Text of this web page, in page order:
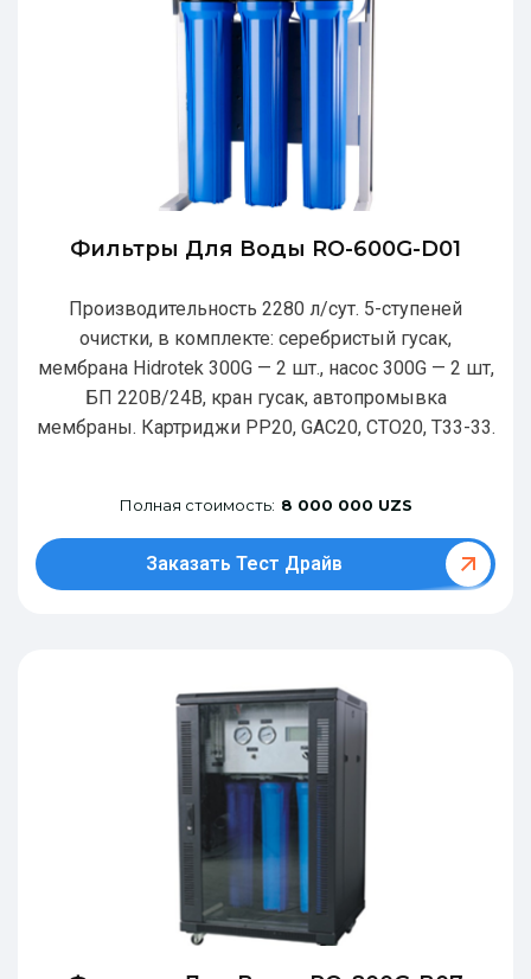
Фильтры Для Воды RO-600G-D01
Производительность 2280 л/сут. 5-ступеней
очистки, в комплекте: серебристый гусак,
мембрана Hidrotek 300G — 2 шт., насос 300G — 2 шт,
БП 220В/24В, кран гусак, автопромывка
мембраны. Картриджи РР20, GAC20, CTO20, T33-33.
Полная стоимость: 8 000 000 UZS
Заказать Тест Драйв